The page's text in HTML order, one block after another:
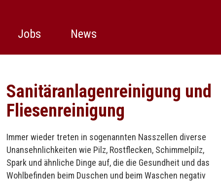
Jobs News
Sanitäranlagenreinigung und
Fliesenreinigung
Immer wieder treten in sogenannten Nasszellen diverse
Unansehnlichkeiten wie Pilz, Rostflecken, Schimmelpilz,
Spark und ähnliche Dinge auf, die die Gesundheit und das
Wohlbefinden beim Duschen und beim Waschen negativ